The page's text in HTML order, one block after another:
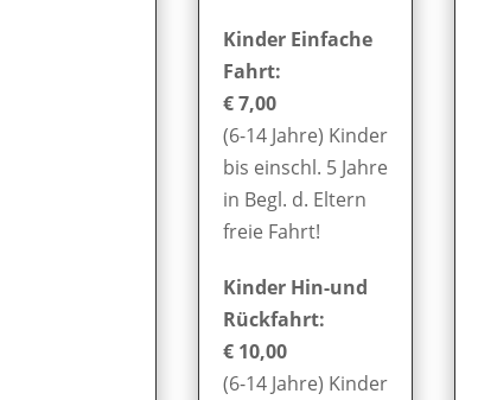
Kinder Einfache
Fahrt:
€ 7,00
(6-14 Jahre) Kinder
bis einschl. 5 Jahre
in Begl. d. Eltern
freie Fahrt!
Kinder Hin-und
Rückfahrt:
€ 10,00
(6-14 Jahre) Kinder